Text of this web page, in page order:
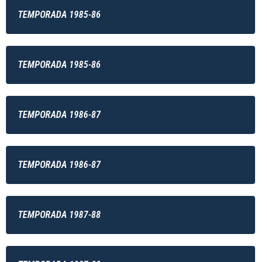
TEMPORADA 1985-86
TEMPORADA 1985-86
TEMPORADA 1986-87
TEMPORADA 1986-87
TEMPORADA 1987-88